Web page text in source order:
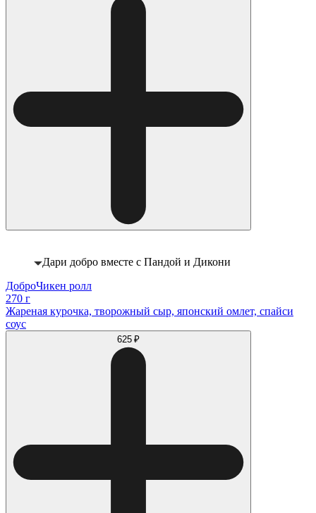
Дари добро вместе с Пандой и Дикони
ДоброЧикен ролл
270 г
Жареная курочка, творожный сыр, японский омлет, спайси
соус
625 ₽